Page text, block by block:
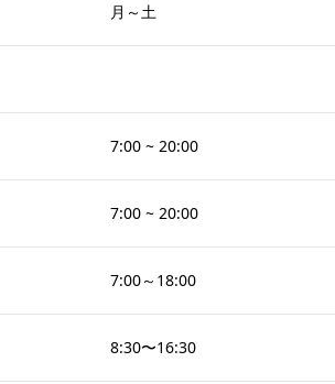
月～土
7:00 ~ 20:00
7:00 ~ 20:00
7:00～18:00
8:30〜16:30